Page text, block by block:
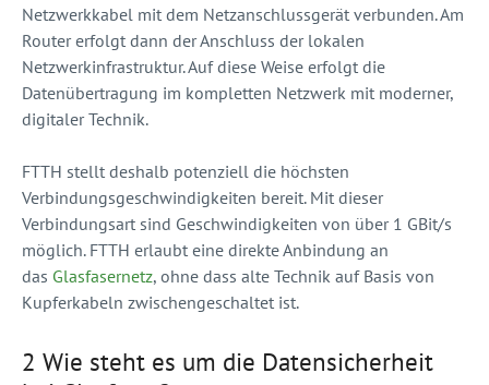
Netzwerkkabel mit dem Netzanschlussgerät verbunden. Am
Router erfolgt dann der Anschluss der lokalen
Netzwerkinfrastruktur. Auf diese Weise erfolgt die
Datenübertragung im kompletten Netzwerk mit moderner,
digitaler Technik.
FTTH stellt deshalb potenziell die höchsten
Verbindungsgeschwindigkeiten bereit. Mit dieser
Verbindungsart sind Geschwindigkeiten von über 1 GBit/s
möglich. FTTH erlaubt eine direkte Anbindung an
das Glasfasernetz, ohne dass alte Technik auf Basis von
Kupferkabeln zwischengeschaltet ist.
2 Wie steht es um die Datensicherheit